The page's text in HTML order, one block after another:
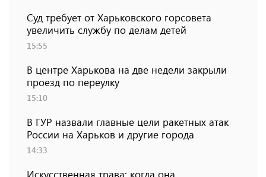
Суд требует от Харьковского горсовета
увеличить службу по делам детей
15:55
В центре Харькова на две недели закрыли
проезд по переулку
15:10
В ГУР назвали главные цели ракетных атак
России на Харьков и другие города
14:33
Искусственная трава: когда она